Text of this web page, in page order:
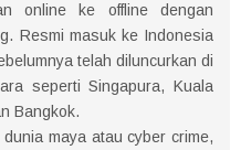
online ke offline dengan
Resmi masuk ke Indonesia
telah diluncurkan di
seperti Singapura, Kuala
Bangkok.
maya atau cyber crime,